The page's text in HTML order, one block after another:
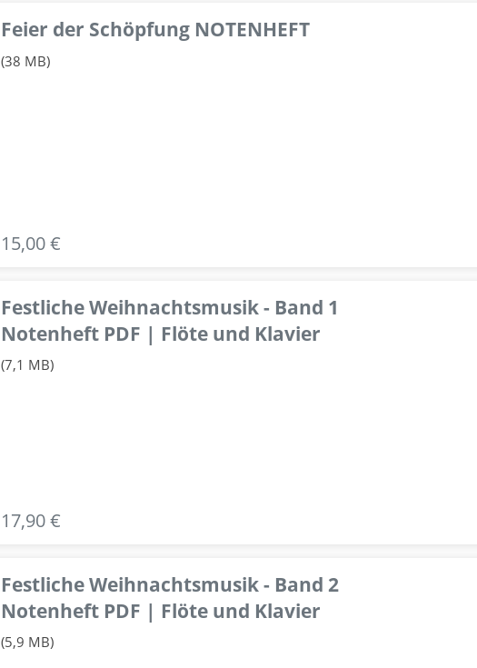
Feier der Schöpfung NOTENHEFT
(38 MB)
15,00 €
Festliche Weihnachtsmusik - Band 1
Notenheft PDF | Flöte und Klavier
(7,1 MB)
17,90 €
Festliche Weihnachtsmusik - Band 2
Notenheft PDF | Flöte und Klavier
(5,9 MB)